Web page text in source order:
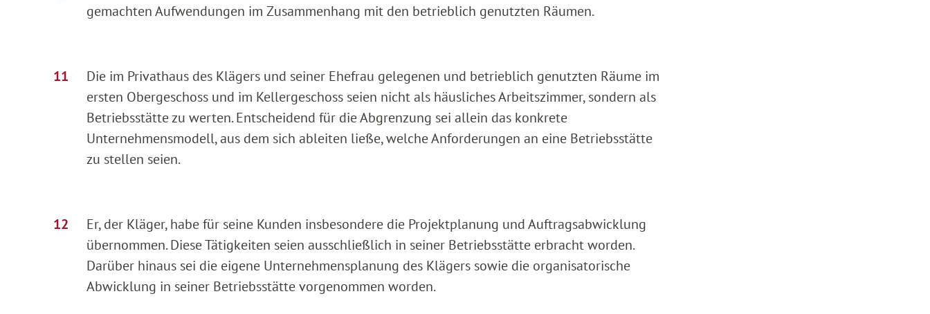
gemachten Aufwendungen im Zusammenhang mit den betrieblich genutzten Räumen.
Die im Privathaus des Klägers und seiner Ehefrau gelegenen und betrieblich genutzten Räume im
ersten Obergeschoss und im Kellergeschoss seien nicht als häusliches Arbeitszimmer, sondern als
Betriebsstätte zu werten. Entscheidend für die Abgrenzung sei allein das konkrete
Unternehmensmodell, aus dem sich ableiten ließe, welche Anforderungen an eine Betriebsstätte
zu stellen seien.
Er, der Kläger, habe für seine Kunden insbesondere die Projektplanung und Auftragsabwicklung
übernommen. Diese Tätigkeiten seien ausschließlich in seiner Betriebsstätte erbracht worden.
Darüber hinaus sei die eigene Unternehmensplanung des Klägers sowie die organisatorische
Abwicklung in seiner Betriebsstätte vorgenommen worden.